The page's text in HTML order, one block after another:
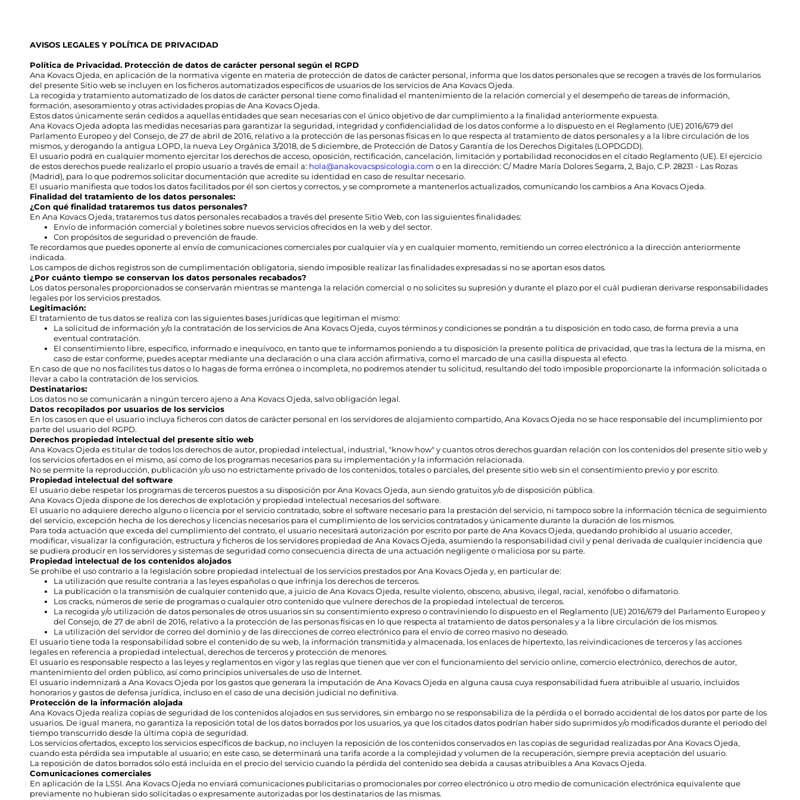
AVISOS LEGALES Y POLÍTICA DE PRIVACIDAD
Política de Privacidad. Protección de datos de carácter personal según el RGPD
Ana Kovacs Ojeda, en aplicación de la normativa vigente en materia de protección de datos de carácter personal, informa que los datos personales que se recogen a través de los formularios
del presente Sitio web se incluyen en los ficheros automatizados específicos de usuarios de los servicios de Ana Kovacs Ojeda.
La recogida y tratamiento automatizado de los datos de carácter personal tiene como finalidad el mantenimiento de la relación comercial y el desempeño de tareas de información,
formación, asesoramiento y otras actividades propias de Ana Kovacs Ojeda.
Estos datos únicamente serán cedidos a aquellas entidades que sean necesarias con el único objetivo de dar cumplimiento a la finalidad anteriormente expuesta.
Ana Kovacs Ojeda adopta las medidas necesarias para garantizar la seguridad, integridad y confidencialidad de los datos conforme a lo dispuesto en el Reglamento (UE) 2016/679 del
Parlamento Europeo y del Consejo, de 27 de abril de 2016, relativo a la protección de las personas físicas en lo que respecta al tratamiento de datos personales y a la libre circulación de los
mismos, y derogando la antigua LOPD, la nueva Ley Orgánica 3/2018, de 5 diciembre, de Protección de Datos y Garantía de los Derechos Digitales (LOPDGDD).
El usuario podrá en cualquier momento ejercitar los derechos de acceso, oposición, rectificación, cancelación, limitación y portabilidad reconocidos en el citado Reglamento (UE). El ejercicio
de estos derechos puede realizarlo el propio usuario a través de email a: hola@anakovacspsicologia.com o en la dirección: C/ Madre María Dolores Segarra, 2, Bajo, C.P. 28231 - Las Rozas
(Madrid), para lo que podremos solicitar documentación que acredite su identidad en caso de resultar necesario.
El usuario manifiesta que todos los datos facilitados por él son ciertos y correctos, y se compromete a mantenerlos actualizados, comunicando los cambios a Ana Kovacs Ojeda.
Finalidad del tratamiento de los datos personales:
¿Con qué finalidad trataremos tus datos personales?
En Ana Kovacs Ojeda, trataremos tus datos personales recabados a través del presente Sitio Web, con las siguientes finalidades:
Envío de información comercial y boletines sobre nuevos servicios ofrecidos en la web y del sector.
Con propósitos de seguridad o prevención de fraude.
Te recordamos que puedes oponerte al envío de comunicaciones comerciales por cualquier vía y en cualquier momento, remitiendo un correo electrónico a la dirección anteriormente
indicada.
Los campos de dichos registros son de cumplimentación obligatoria, siendo imposible realizar las finalidades expresadas si no se aportan esos datos.
¿Por cuánto tiempo se conservan los datos personales recabados?
Los datos personales proporcionados se conservarán mientras se mantenga la relación comercial o no solicites su supresión y durante el plazo por el cuál pudieran derivarse responsabilidades
legales por los servicios prestados.
Legitimación:
El tratamiento de tus datos se realiza con las siguientes bases jurídicas que legitiman el mismo:
La solicitud de información y/o la contratación de los servicios de Ana Kovacs Ojeda, cuyos términos y condiciones se pondrán a tu disposición en todo caso, de forma previa a una
eventual contratación.
El consentimiento libre, específico, informado e inequívoco, en tanto que te informamos poniendo a tu disposición la presente política de privacidad, que tras la lectura de la misma, en
caso de estar conforme, puedes aceptar mediante una declaración o una clara acción afirmativa, como el marcado de una casilla dispuesta al efecto.
En caso de que no nos facilites tus datos o lo hagas de forma errónea o incompleta, no podremos atender tu solicitud, resultando del todo imposible proporcionarte la información solicitada o
llevar a cabo la contratación de los servicios.
Destinatarios:
Los datos no se comunicarán a ningún tercero ajeno a Ana Kovacs Ojeda, salvo obligación legal.
Datos recopilados por usuarios de los servicios
En los casos en que el usuario incluya ficheros con datos de carácter personal en los servidores de alojamiento compartido, Ana Kovacs Ojeda no se hace responsable del incumplimiento por
parte del usuario del RGPD.
Derechos propiedad intelectual del presente sitio web
Ana Kovacs Ojeda es titular de todos los derechos de autor, propiedad intelectual, industrial, "know how" y cuantos otros derechos guardan relación con los contenidos del presente sitio web y
los servicios ofertados en el mismo, así como de los programas necesarios para su implementación y la información relacionada.
No se permite la reproducción, publicación y/o uso no estrictamente privado de los contenidos, totales o parciales, del presente sitio web sin el consentimiento previo y por escrito.
Propiedad intelectual del software
El usuario debe respetar los programas de terceros puestos a su disposición por Ana Kovacs Ojeda, aun siendo gratuitos y/o de disposición pública.
Ana Kovacs Ojeda dispone de los derechos de explotación y propiedad intelectual necesarios del software.
El usuario no adquiere derecho alguno o licencia por el servicio contratado, sobre el software necesario para la prestación del servicio, ni tampoco sobre la información técnica de seguimiento
del servicio, excepción hecha de los derechos y licencias necesarios para el cumplimiento de los servicios contratados y únicamente durante la duración de los mismos.
Para toda actuación que exceda del cumplimiento del contrato, el usuario necesitará autorización por escrito por parte de Ana Kovacs Ojeda, quedando prohibido al usuario acceder,
modificar, visualizar la configuración, estructura y ficheros de los servidores propiedad de Ana Kovacs Ojeda, asumiendo la responsabilidad civil y penal derivada de cualquier incidencia que
se pudiera producir en los servidores y sistemas de seguridad como consecuencia directa de una actuación negligente o maliciosa por su parte.
Propiedad intelectual de los contenidos alojados
Se prohíbe el uso contrario a la legislación sobre propiedad intelectual de los servicios prestados por Ana Kovacs Ojeda y, en particular de:
La utilización que resulte contraria a las leyes españolas o que infrinja los derechos de terceros.
La publicación o la transmisión de cualquier contenido que, a juicio de Ana Kovacs Ojeda, resulte violento, obsceno, abusivo, ilegal, racial, xenófobo o difamatorio.
Los cracks, números de serie de programas o cualquier otro contenido que vulnere derechos de la propiedad intelectual de terceros.
La recogida y/o utilización de datos personales de otros usuarios sin su consentimiento expreso o contraviniendo lo dispuesto en el Reglamento (UE) 2016/679 del Parlamento Europeo y
del Consejo, de 27 de abril de 2016, relativo a la protección de las personas físicas en lo que respecta al tratamiento de datos personales y a la libre circulación de los mismos.
La utilización del servidor de correo del dominio y de las direcciones de correo electrónico para el envío de correo masivo no deseado.
El usuario tiene toda la responsabilidad sobre el contenido de su web, la información transmitida y almacenada, los enlaces de hipertexto, las reivindicaciones de terceros y las acciones
legales en referencia a propiedad intelectual, derechos de terceros y protección de menores.
El usuario es responsable respecto a las leyes y reglamentos en vigor y las reglas que tienen que ver con el funcionamiento del servicio online, comercio electrónico, derechos de autor,
mantenimiento del orden público, así como principios universales de uso de Internet.
El usuario indemnizará a Ana Kovacs Ojeda por los gastos que generara la imputación de Ana Kovacs Ojeda en alguna causa cuya responsabilidad fuera atribuible al usuario, incluidos
honorarios y gastos de defensa jurídica, incluso en el caso de una decisión judicial no definitiva.
Protección de la información alojada
Ana Kovacs Ojeda realiza copias de seguridad de los contenidos alojados en sus servidores, sin embargo no se responsabiliza de la pérdida o el borrado accidental de los datos por parte de los
usuarios. De igual manera, no garantiza la reposición total de los datos borrados por los usuarios, ya que los citados datos podrían haber sido suprimidos y/o modificados durante el periodo del
tiempo transcurrido desde la última copia de seguridad.
Los servicios ofertados, excepto los servicios específicos de backup, no incluyen la reposición de los contenidos conservados en las copias de seguridad realizadas por Ana Kovacs Ojeda,
cuando esta pérdida sea imputable al usuario; en este caso, se determinará una tarifa acorde a la complejidad y volumen de la recuperación, siempre previa aceptación del usuario.
La reposición de datos borrados sólo está incluida en el precio del servicio cuando la pérdida del contenido sea debida a causas atribuibles a Ana Kovacs Ojeda.
Comunicaciones comerciales
En aplicación de la LSSI. Ana Kovacs Ojeda no enviará comunicaciones publicitarias o promocionales por correo electrónico u otro medio de comunicación electrónica equivalente que
previamente no hubieran sido solicitadas o expresamente autorizadas por los destinatarios de las mismas.